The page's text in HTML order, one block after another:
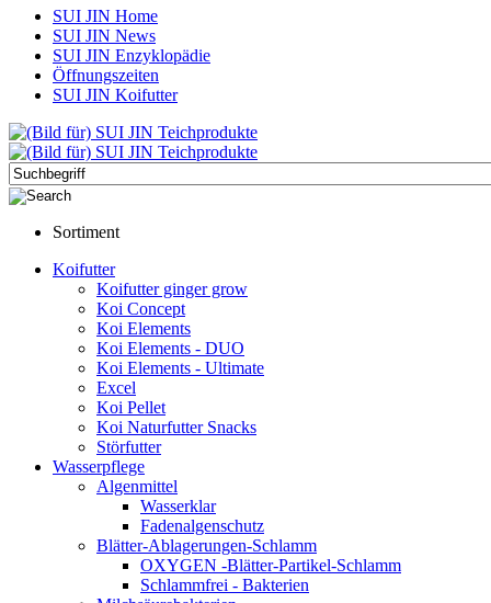
SUI JIN Home
SUI JIN News
SUI JIN Enzyklopädie
Öffnungszeiten
SUI JIN Koifutter
Sortiment
Koifutter
Koifutter ginger grow
Koi Concept
Koi Elements
Koi Elements - DUO
Koi Elements - Ultimate
Excel
Koi Pellet
Koi Naturfutter Snacks
Störfutter
Wasserpflege
Algenmittel
Wasserklar
Fadenalgenschutz
Blätter-Ablagerungen-Schlamm
OXYGEN -Blätter-Partikel-Schlamm
Schlammfrei - Bakterien